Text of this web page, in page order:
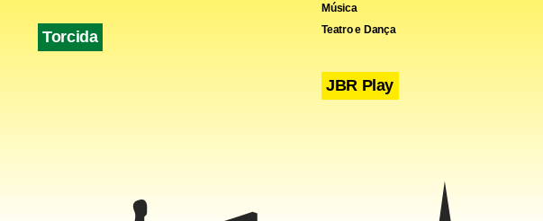
Torcida
Música
Teatro e Dança
JBR Play